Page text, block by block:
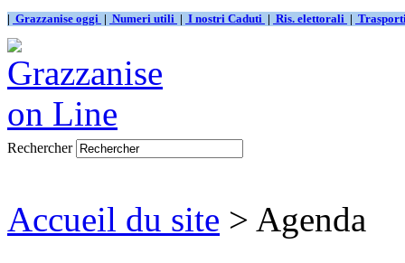
| Grazzanise oggi | Numeri utili | I nostri Caduti | Ris. elettorali |
Rechercher
Accueil du site > Agenda